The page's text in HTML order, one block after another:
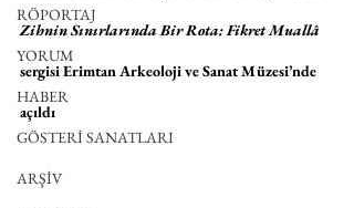
RÖPORTAJ
YORUM
HABER
GÖSTERİ SANATLARI
ARŞİV
Zihnin Sınırlarında Bir Rota: Fikret Muallâ
sergisi Erimtan Arkeoloji ve Sanat Müzesi’nde
açıldı